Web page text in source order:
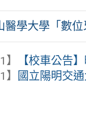
醫學大學「數位
【校車公告
國立陽明交